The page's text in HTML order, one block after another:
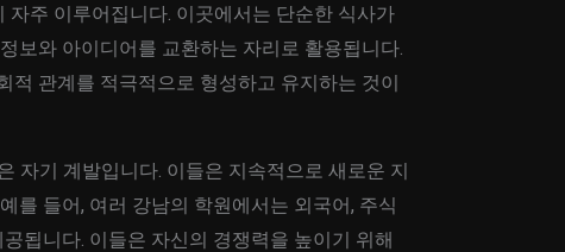
주 이루어집니다. 이곳에서는 단순한 식사가
보와 아이디어를 교환하는 자리로 활용됩니다.
적 관계를 적극적으로 형성하고 유지하는 것이
자기 계발입니다. 이들은 지속적으로 새로운 지
를 들어, 여러 강남의 학원에서는 외국어, 주식
됩니다. 이들은 자신의 경쟁력을 높이기 위해